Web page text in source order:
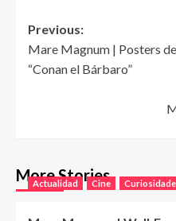
Post
navigation
Previous:
Mare Magnum | Posters
“Conan el Bárbaro”
More Stories
Actualidad Cine